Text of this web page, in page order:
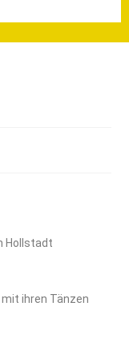
Hollstadt
ihren Tänzen